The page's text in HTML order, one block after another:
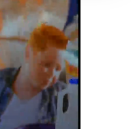
'hava'da yeni
artırıldı
Utku Caner Çaykara